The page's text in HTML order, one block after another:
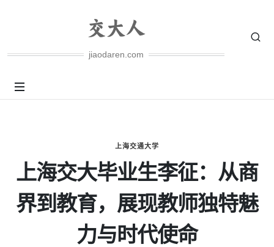
jiaodaren.com
上海交通大学
上海交大毕业生李征：从商
界到教育，展现教师独特魅
力与时代使命